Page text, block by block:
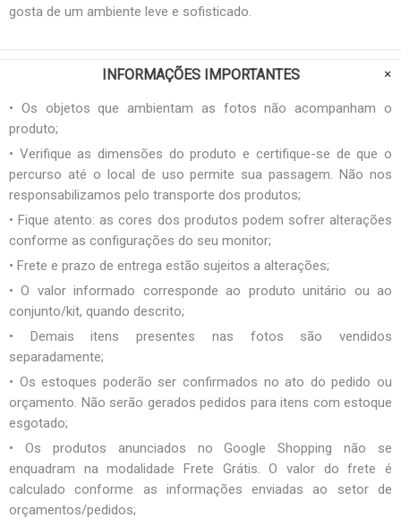
gosta de um ambiente leve e sofisticado.
INFORMAÇÕES IMPORTANTES
• Os objetos que ambientam as fotos não acompanham o
produto;
• Verifique as dimensões do produto e certifique-se de que o
percurso até o local de uso permite sua passagem. Não nos
responsabilizamos pelo transporte dos produtos;
• Fique atento: as cores dos produtos podem sofrer alterações
conforme as configurações do seu monitor;
• Frete e prazo de entrega estão sujeitos a alterações;
• O valor informado corresponde ao produto unitário ou ao
conjunto/kit, quando descrito;
• Demais itens presentes nas fotos são vendidos
separadamente;
• Os estoques poderão ser confirmados no ato do pedido ou
orçamento. Não serão gerados pedidos para itens com estoque
esgotado;
• Os produtos anunciados no Google Shopping não se
enquadram na modalidade Frete Grátis. O valor do frete é
calculado conforme as informações enviadas ao setor de
orçamentos/pedidos;